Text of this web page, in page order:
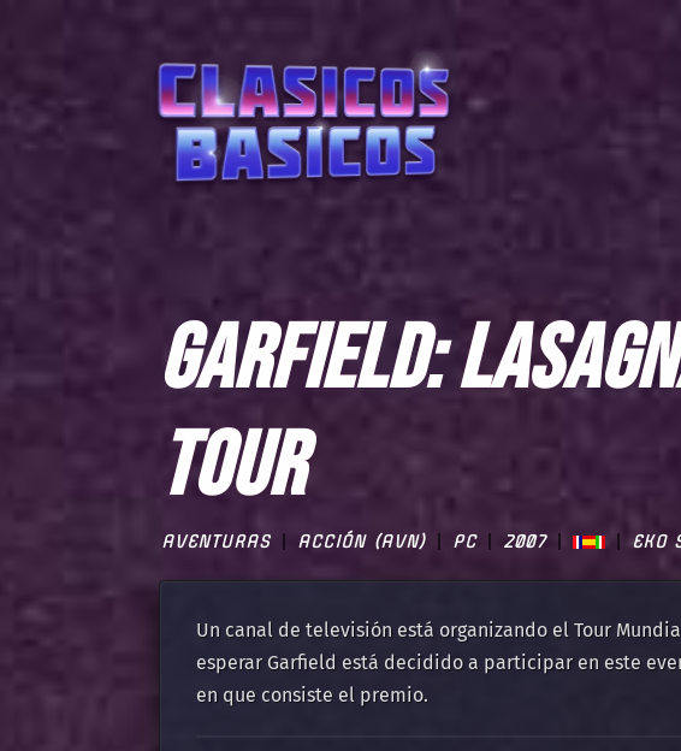
GARFIELD:
TOUR
AVENTURAS ACCIÓN (AVN) PC 2007 EKO
Un canal de televisión está organizando el Tour
esperar Garfield está decidido a participar en este
en que consiste el premio.